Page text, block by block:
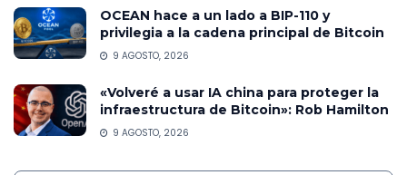
OCEAN hace a un lado a BIP-110 y
privilegia a la cadena principal de Bitcoin
9 AGOSTO, 2026
«Volveré a usar IA china para proteger la
infraestructura de Bitcoin»: Rob Hamilton
9 AGOSTO, 2026